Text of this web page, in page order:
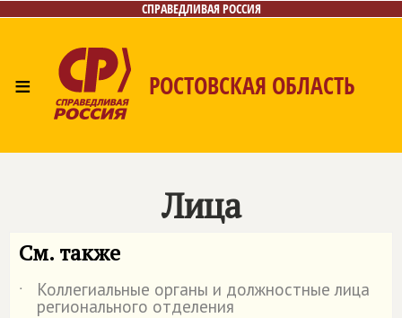
СПРАВЕДЛИВАЯ РОССИЯ
≡ РОСТОВСКАЯ ОБЛАСТЬ
Контакты
Лица
См. также
˙ Коллегиальные органы и должностные лица
регионального отделения